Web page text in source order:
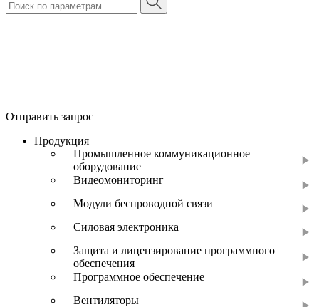
Отправить запрос
Продукция
Промышленное коммуникационное
оборудование
Видеомониторинг
Модули беспроводной связи
Силовая электроника
Защита и лицензирование программного
обеспечения
Программное обеспечение
Вентиляторы